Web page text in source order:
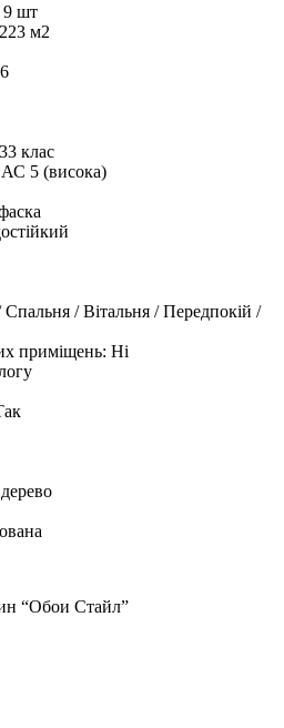
9 шт
м2
33 клас
АС 5 (висока)
/ Вітальня / Передпокій /
приміщень: Ні
“Обои Стайл”